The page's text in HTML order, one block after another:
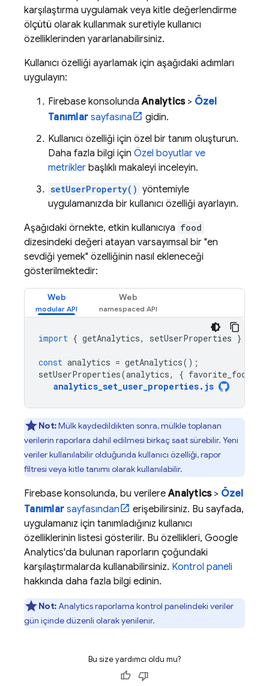
karşılaştırma uygulamak veya kitle değerlendirme
ölçütü olarak kullanmak suretiyle kullanıcı
özelliklerinden yararlanabilirsiniz.
Kullanıcı özelliği ayarlamak için aşağıdaki adımları
uygulayın:
Firebase konsolundaAnalytics> Özel
Tanımlar sayfasına
gidin.
Kullanıcı özelliği için özel bir tanım oluşturun.
Daha fazla bilgi için Özel boyutlar ve
metrikler başlıklı makaleyi inceleyin.
setUserProperty() yöntemiyle
uygulamanızda bir kullanıcı özelliği ayarlayın.
Aşağıdaki örnekte, etkin kullanıcıya food
dizesindeki değeri atayan varsayımsal bir "en
sevdiği yemek" özelliğinin nasıl ekleneceği
gösterilmektedir:
Web Web
import { getAnalytics, setUserProperties }
const analytics = getAnalytics();
setUserProperties(analytics, { favorite_food
analytics_set_user_properties. js
Not:Mülk kaydedildikten sonra, mülkle toplanan
verilerin raporlara dahil edilmesi birkaç saat sürebilir. Yeni
veriler kullanılabilir olduğunda kullanıcı özelliği, rapor
filtresi veya kitle tanımı olarak kullanılabilir.
Firebase konsolunda, bu verilereAnalytics> Özel
Tanımlar sayfasından
erişebilirsiniz. Bu sayfada,
uygulamanız için tanımladığınız kullanıcı
özelliklerinin listesi gösterilir. Bu özellikleri, Google
Analytics'da bulunan raporların çoğundaki
karşılaştırmalarda kullanabilirsiniz. Kontrol paneli
hakkında daha fazla bilgi edinin.
Not:Analyticsraporlama kontrol panelindeki veriler
gün içinde düzenli olarak yenilenir.
Bu size yardımcı oldu mu?